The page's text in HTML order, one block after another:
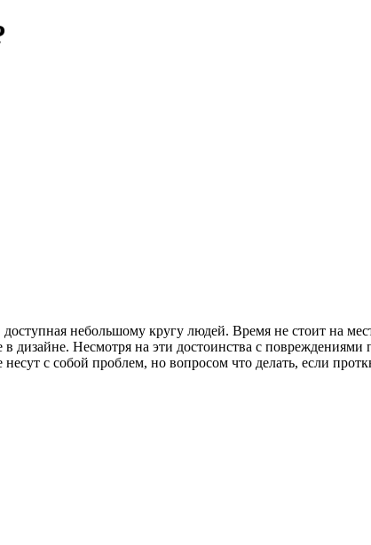
небольшому кругу людей. Время не стоит на
дизайне. Несмотря на эти достоинства с повреждениями
с собой проблем, но вопросом что делать, если